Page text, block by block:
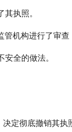
执照。
机构进行了审查
全的做法。
定彻底撤销其执